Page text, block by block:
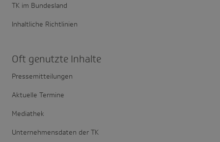
TK im Bundesland
Inhaltliche Richtlinien
Oft genutzte Inhalte
Pressemitteilungen
Aktuelle Termine
Mediathek
Unternehmensdaten der TK